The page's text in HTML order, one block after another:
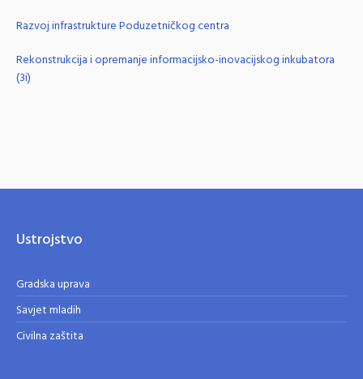
Razvoj infrastrukture Poduzetničkog centra
Rekonstrukcija i opremanje informacijsko-inovacijskog inkubatora
(3i)
Ustrojstvo
Gradska uprava
Savjet mladih
Civilna zaštita